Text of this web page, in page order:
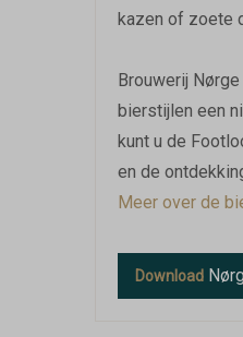
kazen of zoete
Brouwerij
bierstijlen een
kunt u de
en de
Meer over de
Download